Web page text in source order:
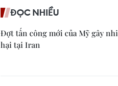
ĐỌC NHIỀU
Đợt tấn công mới của Mỹ gây
hại tại Iran